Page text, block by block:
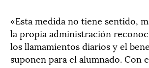
«Esta medida no tiene sentido,
la propia administración
los llamamientos diarios y el
suponen para el alumnado. Con